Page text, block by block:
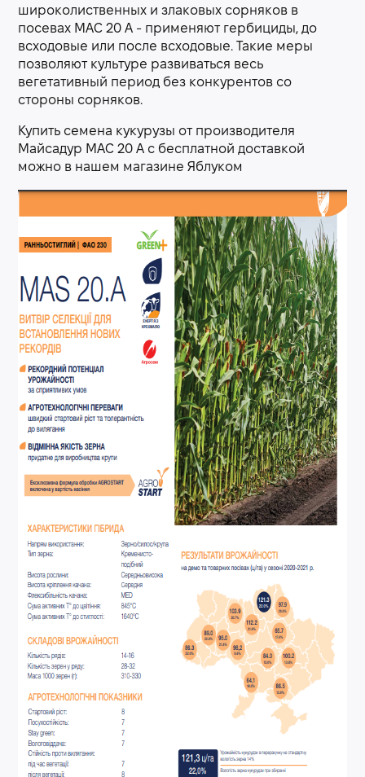
широколиственных и злаковых сорняков в
посевах МАС 20 А - применяют гербициды, до
всходовые или после всходовые. Такие меры
позволяют культуре развиваться весь
вегетативный период без конкурентов со
стороны сорняков.
Купить семена кукурузы от производителя
Майсадур МАС 20 А с бесплатной доставкой
можно в нашем магазине Яблуком